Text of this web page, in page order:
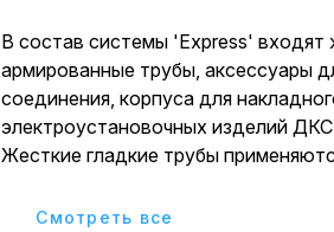
В состав системы 'Express' входят
армированные трубы, аксессуары
соединения, корпуса для
электроустановочных изделий
Жесткие гладкие трубы
выполненных шнурами, кабелями,
Cмотреть все